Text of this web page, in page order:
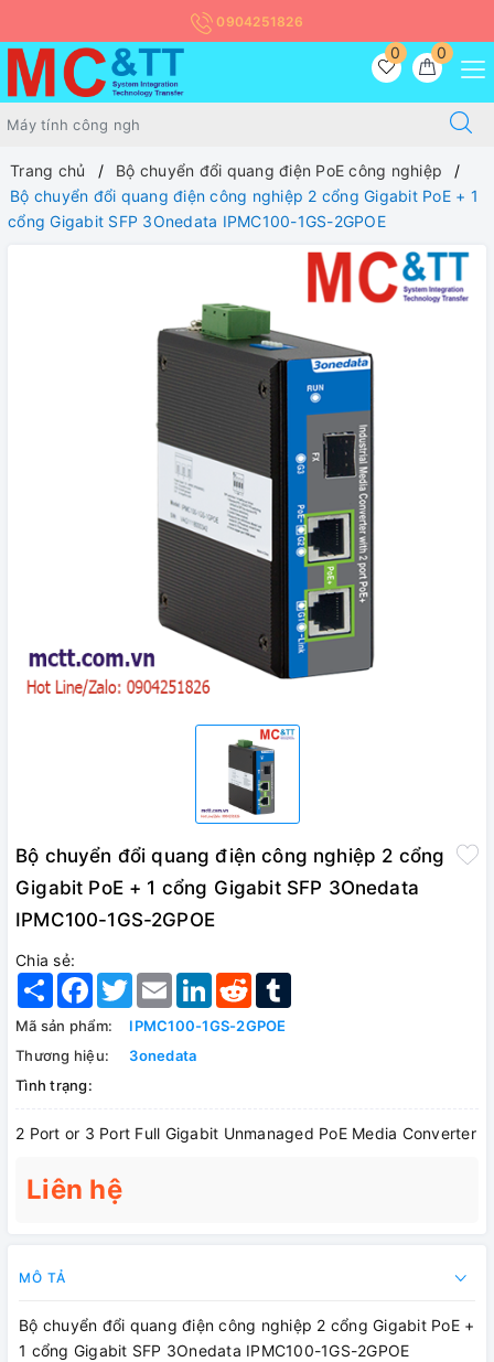
0904251826
0
0
Trang chủ
Bộ chuyển đổi quang điện PoE công nghiệp
Bộ chuyển đổi quang điện công nghiệp 2 cổng Gigabit PoE + 1
cổng Gigabit SFP 3Onedata IPMC100-1GS-2GPOE
Bộ chuyển đổi quang điện công nghiệp 2 cổng
Gigabit PoE + 1 cổng Gigabit SFP 3Onedata
IPMC100-1GS-2GPOE
Chia sẻ:
Share Facebook
TwitterEmail LinkedInReddit
Mã sản phẩm:
IPMC100-1GS-2GPOE
Thương hiệu:
3onedata
Tình trạng:
2 Port or 3 Port Full Gigabit Unmanaged PoE Media Converter
Liên hệ
MÔ TẢ
Bộ chuyển đổi quang điện công nghiệp 2 cổng Gigabit PoE +
1 cổng Gigabit SFP 3Onedata IPMC100-1GS-2GPOE